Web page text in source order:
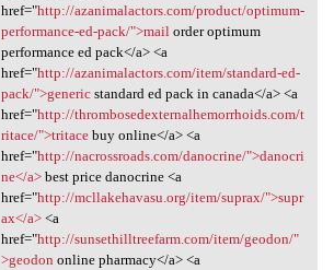
href="http://azanimalactors.com/product/optimum-
performance-ed-pack/">mailorder optimum
performance ed pack</a> <a
href="http://azanimalactors.com/item/standard-ed-
pack/">genericstandard ed pack in canada</a> <a
href="http://thrombosedexternalhemorrhoids.com/t
ritace/">tritacebuy online</a> <a
href="http://nacrossroads.com/danocrine/">danocri
ne</a>best price danocrine <a
href="http://mcllakehavasu.org/item/suprax/">supr
ax</a><a
href="http://sunsethilltreefarm.com/item/geodon/"
>geodon online pharmacy</a> <a